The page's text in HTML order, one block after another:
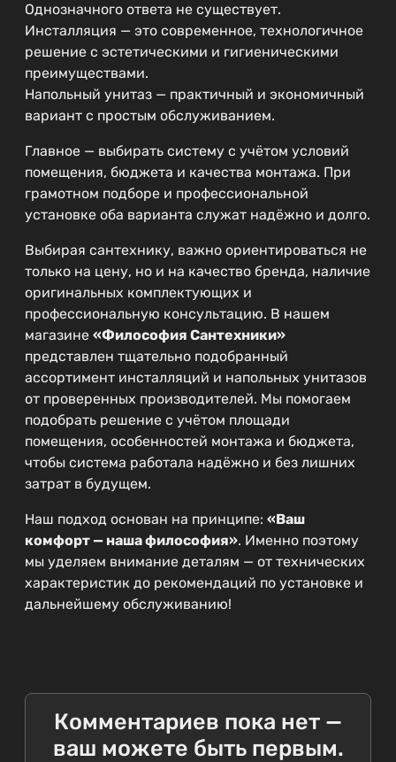
Однозначного ответа не существует.
Инсталляция — это современное, технологичное
решение с эстетическими и гигиеническими
преимуществами.
Напольный унитаз — практичный и экономичный
вариант с простым обслуживанием.
Главное — выбирать систему с учётом условий
помещения, бюджета и качества монтажа. При
грамотном подборе и профессиональной
установке оба варианта служат надёжно и долго.
Выбирая сантехнику, важно ориентироваться не
только на цену, но и на качество бренда, наличие
оригинальных комплектующих и
профессиональную консультацию. В нашем
магазине «Философия Сантехники»
представлен тщательно подобранный
ассортимент инсталляций и напольных унитазов
от проверенных производителей. Мы помогаем
подобрать решение с учётом площади
помещения, особенностей монтажа и бюджета,
чтобы система работала надёжно и без лишних
затрат в будущем.
Наш подход основан на принципе: «Ваш
комфорт — наша философия». Именно поэтому
мы уделяем внимание деталям — от технических
характеристик до рекомендаций по установке и
дальнейшему обслуживанию!
Комментариев пока нет —
ваш можете быть первым.